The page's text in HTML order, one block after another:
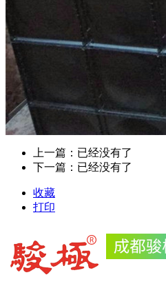
上一篇：已经没有了
下一篇：已经没有了
收藏
打印